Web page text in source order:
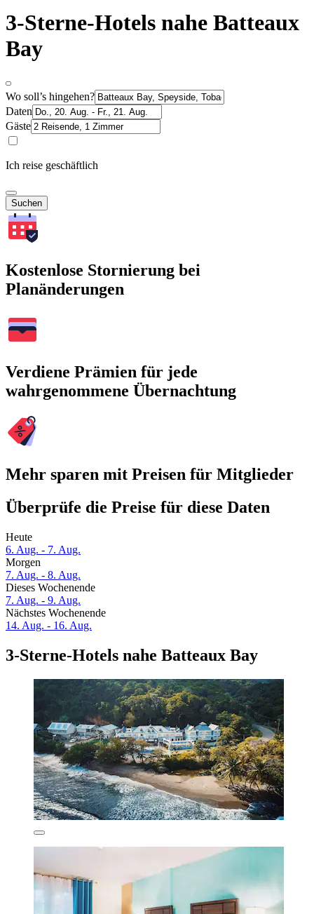
3-Sterne-Hotels nahe Batteaux
Bay
Wo soll’s hingehen?
Daten
Gäste
Ich reise geschäftlich
Suchen
Kostenlose Stornierung bei
Planänderungen
Verdiene Prämien für jede
wahrgenommene Übernachtung
Mehr sparen mit Preisen für Mitglieder
Überprüfe die Preise für diese Daten
Heute
6. Aug. - 7. Aug.
Morgen
7. Aug. - 8. Aug.
Dieses Wochenende
7. Aug. - 9. Aug.
Nächstes Wochenende
14. Aug. - 16. Aug.
3-Sterne-Hotels nahe Batteaux Bay